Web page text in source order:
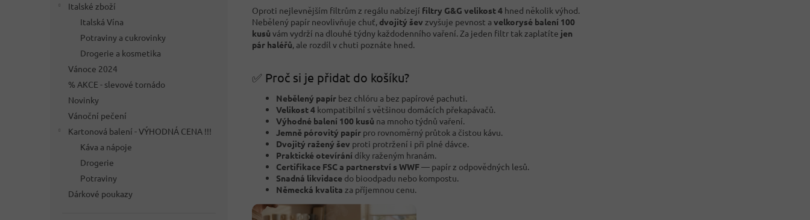
Italské zboží
Italská Vína
Potraviny a cukrovinky
Drogerie a kosmetika
Vánoce 2024
% AKCE - slevové tornádo
Novinky
Vánoční pečení
Kartonová balení - VÝHODNÁ CENA !!!
Káva a nápoje
Drogerie
Potraviny
Dárkové poukazy
Oproti nejlevnějším filtrům z regálu nabízejí filtry G&G velikost 4 hned několik výhod.
Nebělený papír neovlivňuje chuť, dvojitý šev zvyšuje pevnost a velkorysé balení 100
kusů vám vydrží na dlouhé týdny každodenního vaření. Za jeden filtr tak zaplatíte jen
pár haléřů, ale rozdíl v chuti poznáte hned.
✅ Proč si je přidat do košíku?
Nebělený papír bez chlóru a bez papírové pachuti.
Velikost 4 kompatibilní s většinou domácích překapávačů.
Výhodné balení 100 kusů na mnoho týdnů vaření.
Jemně pórovitý papír pro rovnoměrný průtok a čistou kávu.
Dvojitý ražený šev proti protržení i při plné dávce.
Praktické otevírání díky raženým hranám.
Certifikace FSC a partnerství s WWF— papír z odpovědných lesů.
Snadná likvidace do bioodpadu nebo kompostu.
Německá kvalita za příjemnou cenu.